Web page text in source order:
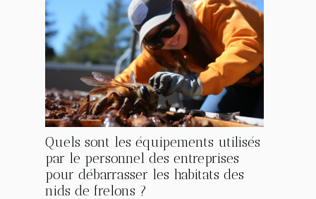
Quels sont les équipements utilisés
par le personnel des entreprises
pour débarrasser les habitats des
nids de frelons ?